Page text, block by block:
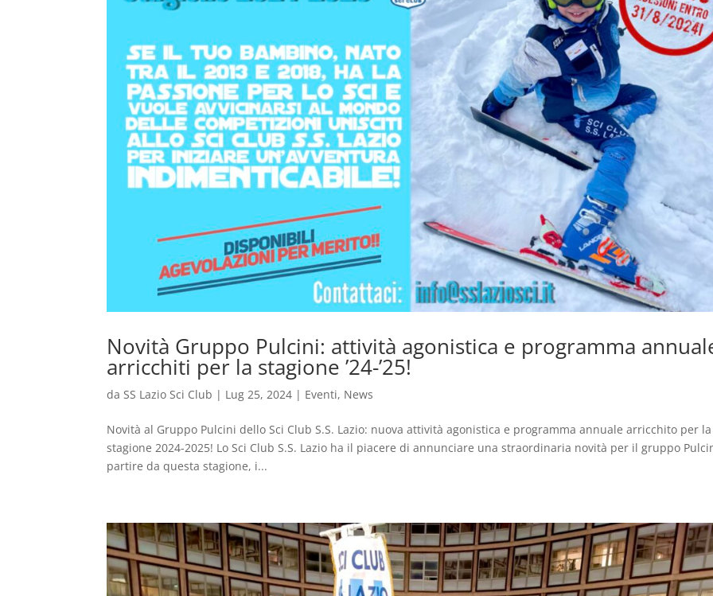
Novità Gruppo Pulcini: attività agonistica e programma
arricchiti per la stagione ’24-’25!
daSS Lazio Sci Club | Lug 25, 2024 | Eventi, News
Novità al Gruppo Pulcini dello Sci Club S.S. Lazio: nuova attività agonistica e programma annuale arricchito per la
stagione 2024-2025! Lo Sci Club S.S. Lazio ha il piacere di annunciare una straordinaria novità per il gruppo
partire da questa stagione, i...